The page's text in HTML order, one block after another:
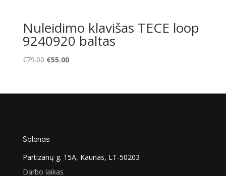
Nuleidimo klavišas TECE loop
9240920 baltas
€79.00 Original
€79.00.
€55.00Current
€55.00.
Salonas
Partizanų g. 15A, Kaunas, LT-50203
Darbo laikas